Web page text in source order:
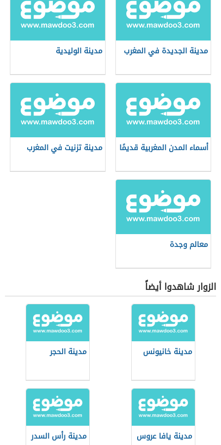
مدينة الجديدة في المغرب مدينة الوليدية
أسماء المدن المغربية قديمًا مدينة تزنيت في المغرب
معالم وجدة
الزوار شاهدوا أيضاً
مدينة خانيونس مدينة الحجر
مدينة يافا عروس
مدينة رأس السدر